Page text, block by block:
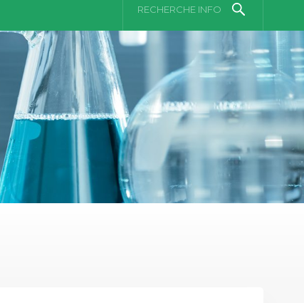
RECHERCHE INFO